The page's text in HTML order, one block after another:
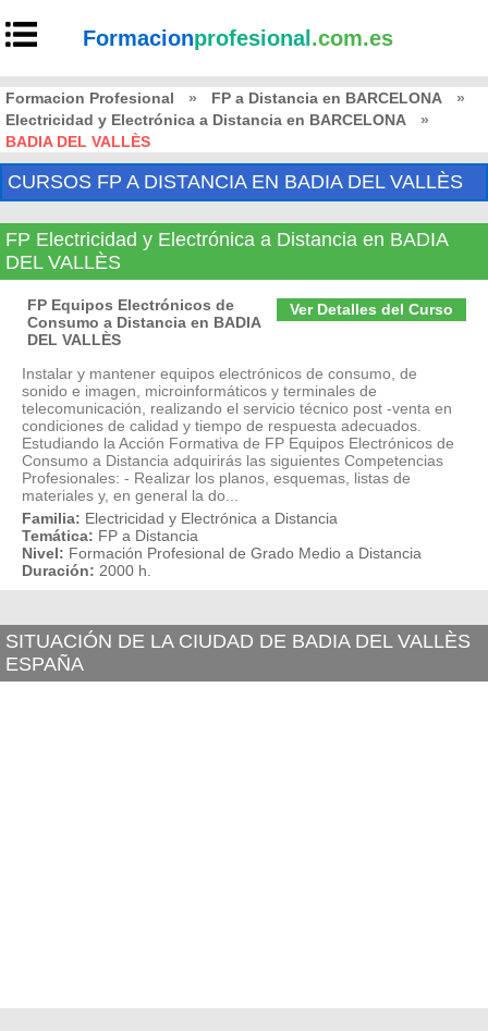
Formacionprofesional .com.es
Formacion Profesional » FP a Distancia en BARCELONA
»
Electricidad y Electrónica a Distancia en BARCELONA
»
BADIA DEL VALLÈS
CURSOS FP A DISTANCIA EN BADIA DEL VALLÈS
FP Electricidad y Electrónica a Distancia en BADIA
DEL VALLÈS
Ver Detalles del Curso
FP Equipos Electrónicos de
Consumo a Distancia en BADIA
DEL VALLÈS
Instalar y mantener equipos electrónicos de consumo, de
sonido e imagen, microinformáticos y terminales de
telecomunicación, realizando el servicio técnico post -venta en
condiciones de calidad y tiempo de respuesta adecuados.
Estudiando la Acción Formativa de FP Equipos Electrónicos de
Consumo a Distancia adquirirás las siguientes Competencias
Profesionales: - Realizar los planos, esquemas, listas de
materiales y, en general la do...
Familia: Electricidad y Electrónica a Distancia
Temática: FP a Distancia
Nivel: Formación Profesional de Grado Medio a Distancia
Duración: 2000 h.
SITUACIÓN DE LA CIUDAD DE BADIA DEL VALLÈS
ESPAÑA